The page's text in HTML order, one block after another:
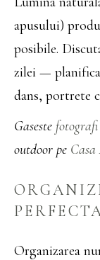
apusului)
posibile.
zilei —
dans, portrete
Gaseste fotografi
outdoor pe Casa
Organizarea